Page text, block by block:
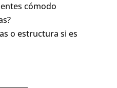
cómodo
o estructura si es